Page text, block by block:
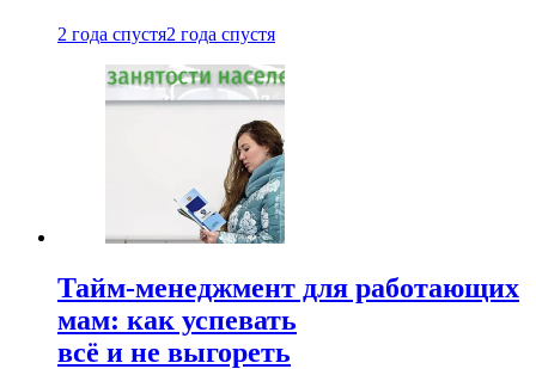
2 года спустя2 года спустя
Тайм-менеджмент для работающих
мам: как успевать
всё и не выгореть